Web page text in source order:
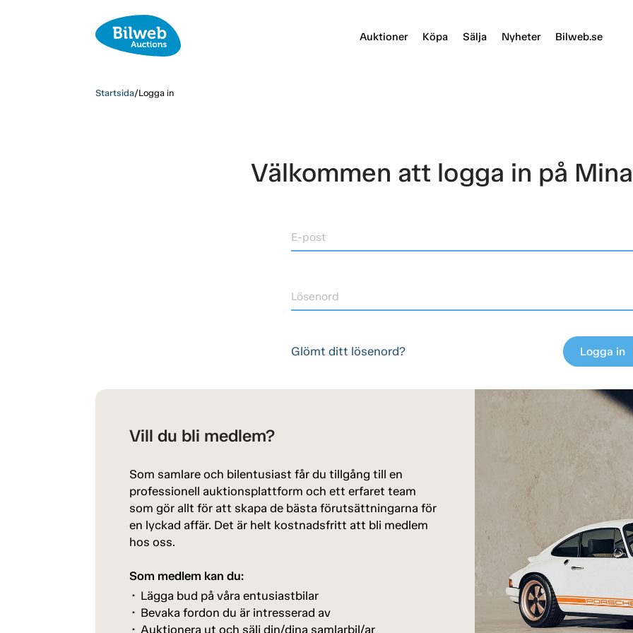
Auktioner Köpa Sälja Nyheter Bilweb.se
Startsida/Logga in
Välkommen att logga in på
E-post
Lösenord
Logga in
Glömt ditt lösenord?
Vill du bli medlem?
Som samlare och bilentusiast får du tillgång till en
professionell auktionsplattform och ett erfaret team
som gör allt för att skapa de bästa förutsättningarna för
en lyckad affär. Det är helt kostnadsfritt att bli medlem
hos oss.
Som medlem kan du:
Lägga bud på våra entusiastbilar
Bevaka fordon du är intresserad av
Auktionera ut och sälj din/dina samlarbil/ar